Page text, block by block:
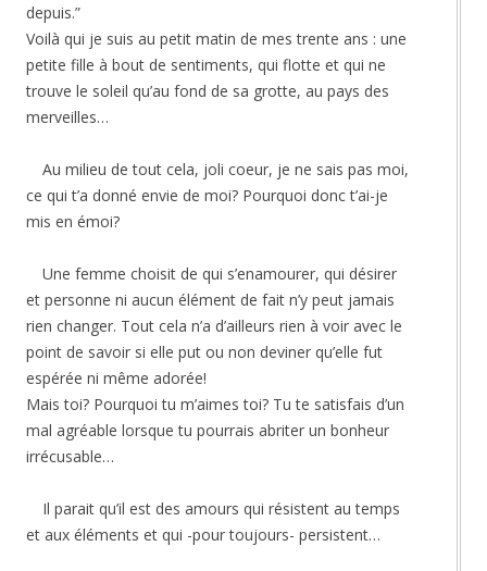
depuis.”
Voilà qui je suis au petit matin de mes trente ans : une
petite fille à bout de sentiments, qui flotte et qui ne
trouve le soleil qu’au fond de sa grotte, au pays des
merveilles…
Au milieu de tout cela, joli coeur, je ne sais pas moi,
ce qui t’a donné envie de moi? Pourquoi donc t’ai-je
mis en émoi?
Une femme choisit de qui s’enamourer, qui désirer
et personne ni aucun élément de fait n’y peut jamais
rien changer. Tout cela n’a d’ailleurs rien à voir avec le
point de savoir si elle put ou non deviner qu’elle fut
espérée ni même adorée!
Mais toi? Pourquoi tu m’aimes toi? Tu te satisfais d’un
mal agréable lorsque tu pourrais abriter un bonheur
irrécusable…
Il parait qu’il est des amours qui résistent au temps
et aux éléments et qui -pour toujours- persistent…